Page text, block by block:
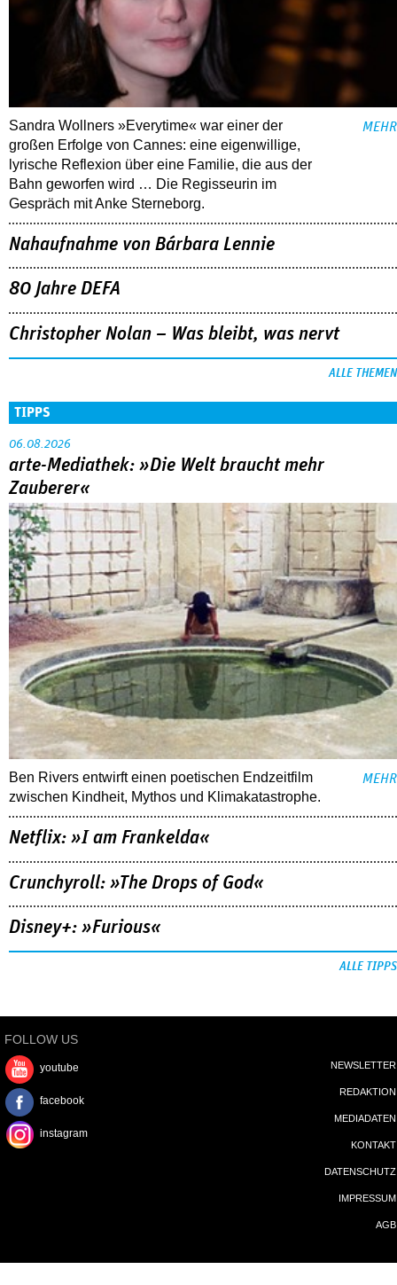
Sandra Wollners »Everytime« war einer der
großen Erfolge von Cannes: eine eigenwillige,
lyrische Reflexion über eine ­Familie, die aus der
Bahn geworfen wird … Die Regisseurin im
Gespräch mit Anke Sterneborg.
MEHR
Nahaufnahme von Bárbara Lennie
80 Jahre DEFA
Christopher Nolan – Was bleibt, was nervt
ALLE THEMEN
TIPPS
06.08.2026
arte-Mediathek: »Die Welt braucht mehr
Zauberer«
Ben Rivers entwirft einen poetischen Endzeitfilm
zwischen Kindheit, Mythos und Klimakatastrophe.
MEHR
Netflix: »I am Frankelda«
Crunchyroll: »The Drops of God«
Disney+: »Furious«
ALLE TIPPS
FOLLOW US
youtube
facebook
instagram
NEWSLETTER
REDAKTION
MEDIADATEN
KONTAKT
DATENSCHUTZ
IMPRESSUM
AGB